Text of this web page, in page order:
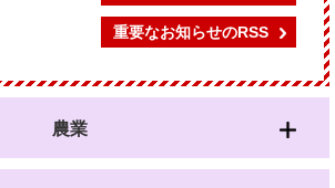
重要なお知らせのRSS
農業